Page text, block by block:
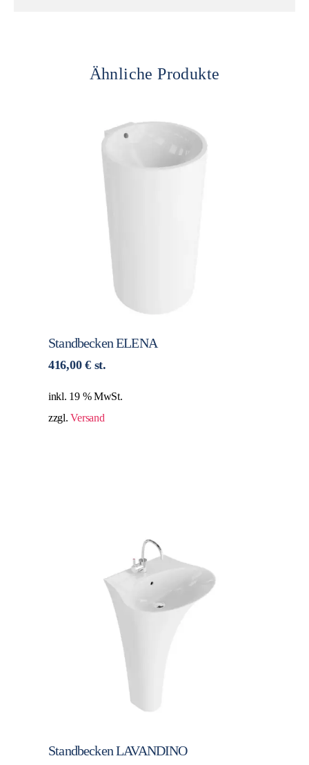
Ähnliche Produkte
Standbecken ELENA
416,00€ st.
inkl. 19 % MwSt.
zzgl.Versand
Standbecken LAVANDINO